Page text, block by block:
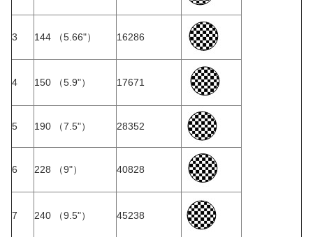
3 144 （5.66"） 16286
4 150 （5.9"） 17671
5 190 （7.5"） 28352
6 228 （9"） 40828
7 240 （9.5"） 45238